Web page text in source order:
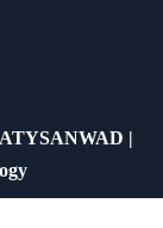
|